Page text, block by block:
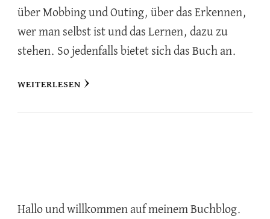
über Mobbing und Outing, über das Erkennen,
wer man selbst ist und das Lernen, dazu zu
stehen. So jedenfalls bietet sich das Buch an.
WEITERLESEN
Hallo und willkommen auf meinem Buchblog.